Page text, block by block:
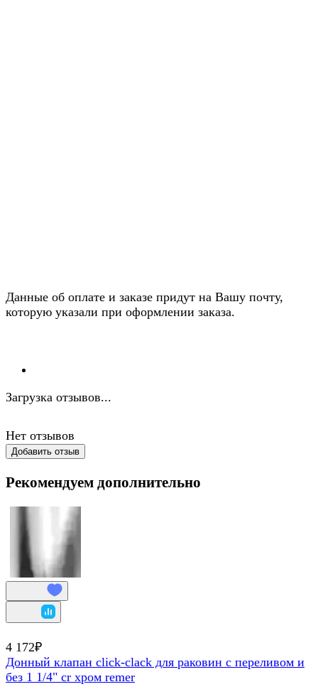
Данные об оплате и заказе придут на Вашу почту,
которую указали при оформлении заказа.
Загрузка отзывов...
Нет отзывов
Добавить отзыв
Рекомендуем дополнительно
4 172₽
Донный клапан click-clack для раковин с переливом и
без 1 1/4" cr хром remer